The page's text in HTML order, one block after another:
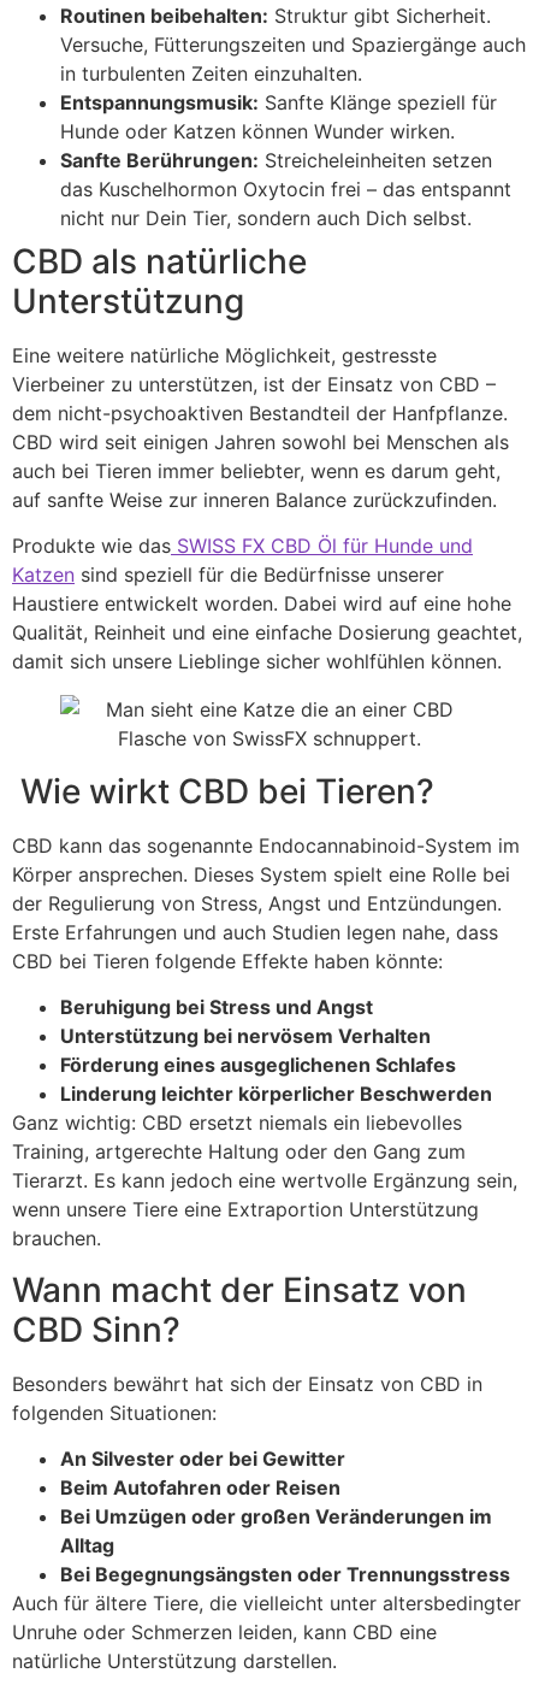
Routinen beibehalten: Struktur gibt Sicherheit.
Versuche, Fütterungszeiten und Spaziergänge auch
in turbulenten Zeiten einzuhalten.
Entspannungsmusik: Sanfte Klänge speziell für
Hunde oder Katzen können Wunder wirken.
Sanfte Berührungen: Streicheleinheiten setzen
das Kuschelhormon Oxytocin frei – das entspannt
nicht nur Dein Tier, sondern auch Dich selbst.
CBD als natürliche
Unterstützung
Eine weitere natürliche Möglichkeit, gestresste
Vierbeiner zu unterstützen, ist der Einsatz von CBD –
dem nicht-psychoaktiven Bestandteil der Hanfpflanze.
CBD wird seit einigen Jahren sowohl bei Menschen als
auch bei Tieren immer beliebter, wenn es darum geht,
auf sanfte Weise zur inneren Balance zurückzufinden.
Produkte wie das SWISS FX CBD Öl für Hunde und
Katzen sind speziell für die Bedürfnisse unserer
Haustiere entwickelt worden. Dabei wird auf eine hohe
Qualität, Reinheit und eine einfache Dosierung geachtet,
damit sich unsere Lieblinge sicher wohlfühlen können.
Wie wirkt CBD bei Tieren?
CBD kann das sogenannte Endocannabinoid-System im
Körper ansprechen. Dieses System spielt eine Rolle bei
der Regulierung von Stress, Angst und Entzündungen.
Erste Erfahrungen und auch Studien legen nahe, dass
CBD bei Tieren folgende Effekte haben könnte:
Beruhigung bei Stress und Angst
Unterstützung bei nervösem Verhalten
Förderung eines ausgeglichenen Schlafes
Linderung leichter körperlicher Beschwerden
Ganz wichtig: CBD ersetzt niemals ein liebevolles
Training, artgerechte Haltung oder den Gang zum
Tierarzt. Es kann jedoch eine wertvolle Ergänzung sein,
wenn unsere Tiere eine Extraportion Unterstützung
brauchen.
Wann macht der Einsatz von
CBD Sinn?
Besonders bewährt hat sich der Einsatz von CBD in
folgenden Situationen:
An Silvester oder bei Gewitter
Beim Autofahren oder Reisen
Bei Umzügen oder großen Veränderungen im
Alltag
Bei Begegnungsängsten oder Trennungsstress
Auch für ältere Tiere, die vielleicht unter altersbedingter
Unruhe oder Schmerzen leiden, kann CBD eine
natürliche Unterstützung darstellen.